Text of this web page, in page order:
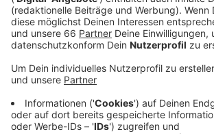
Veröffentlicht:Donnerstag, 02.04.2020
Anzeige
Mit diesem Geld sollten die Firmen die
überbrücken, bis sie Geld aus